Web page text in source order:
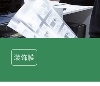
装饰膜